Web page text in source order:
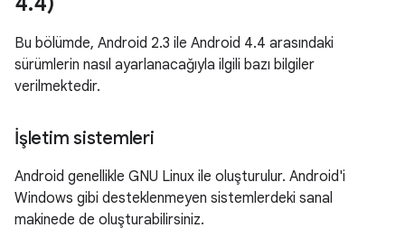
Bu bölümde, Android 2.3 ile Android 4.4 arasındaki
sürümlerin nasıl ayarlanacağıyla ilgili bazı bilgiler
verilmektedir.
İşletim sistemleri
Android genellikle GNU Linux ile oluşturulur. Android'i
Windows gibi desteklenmeyen sistemlerdeki sanal
makinede de oluşturabilirsiniz.